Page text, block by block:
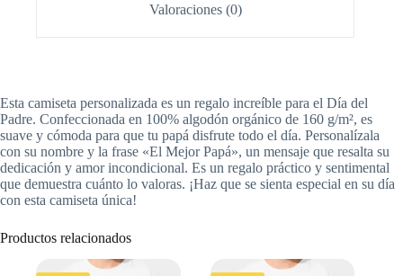
Valoraciones (0)
Esta camiseta personalizada es un regalo increíble para el Día del
Padre. Confeccionada en 100% algodón orgánico de 160 g/m², es
suave y cómoda para que tu papá disfrute todo el día. Personalízala
con su nombre y la frase «El Mejor Papá», un mensaje que resalta su
dedicación y amor incondicional. Es un regalo práctico y sentimental
que demuestra cuánto lo valoras. ¡Haz que se sienta especial en su día
con esta camiseta única!
Productos relacionados